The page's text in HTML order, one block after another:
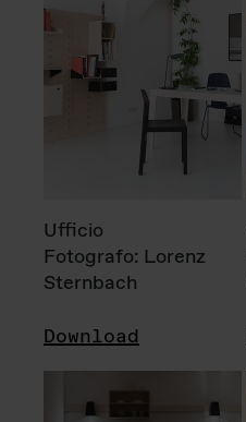
Ufficio
Fotografo: Lorenz
Sternbach
Download